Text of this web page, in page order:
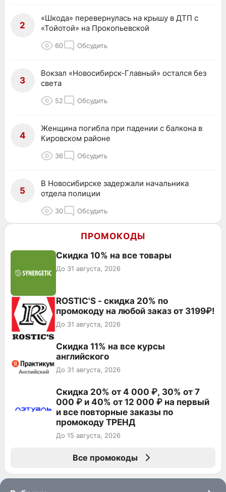
2
«Шкода» перевернулась на крышу в ДТП с
«Тойотой» на Прокопьевской
60 Обсудить
3
Вокзал «Новосибирск-Главный» остался без
света
52 Обсудить
4
Женщина погибла при падении с балкона в
Кировском районе
36 Обсудить
5
В Новосибирске задержали начальника
отдела полиции
30 Обсудить
ПРОМОКОДЫ
Скидка 10% на все товары
До 31 августа, 2026
ROSTIC'S - скидка 20% по
промокоду на любой заказ от 3199₽!
До 31 августа, 2026
Скидка 11% на все курсы
английского
До 31 августа, 2026
Скидка 20% от 4 000 ₽, 30% от 7
000 ₽ и 40% от 12 000 ₽ на первый
и все повторные заказы по
промокоду ТРЕНД
До 15 августа, 2026
Все промокоды